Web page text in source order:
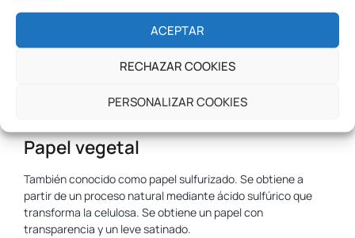
ACEPTAR
RECHAZAR COOKIES
PERSONALIZAR COOKIES
Este papel de plotter está hecho con fibras de celulosa y
uniforme, lo que permite una buena adherencia y anclaje de
Papel vegetal
También conocido como papel sulfurizado. Se obtiene a
partir de un proceso natural mediante ácido sulfúrico que
transforma la celulosa. Se obtiene un papel con
transparencia y un leve satinado.